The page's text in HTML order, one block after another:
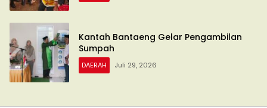
Kantah Bantaeng Gelar Pengambilan
Sumpah
DAERAH Juli 29, 2026